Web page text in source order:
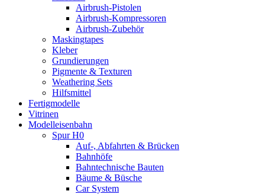
Airbrush-Pistolen
Airbrush-Kompressoren
Airbrush-Zubehör
Maskingtapes
Kleber
Grundierungen
Pigmente & Texturen
Weathering Sets
Hilfsmittel
Fertigmodelle
Vitrinen
Modelleisenbahn
Spur H0
Auf-, Abfahrten & Brücken
Bahnhöfe
Bahntechnische Bauten
Bäume & Büsche
Car System